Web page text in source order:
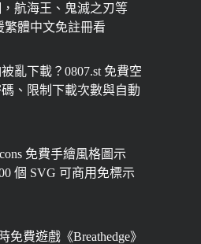
航海王、鬼滅之刃等
繁體中文免註冊看
亂下載？0807.st 免費空
、限制下載次數與自動
免費手繪風格圖示
個 SVG 可商用免標示
免費遊戲《Breathedge》